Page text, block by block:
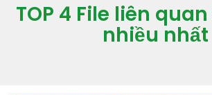
TOP 4 File liên
nhiều nhất